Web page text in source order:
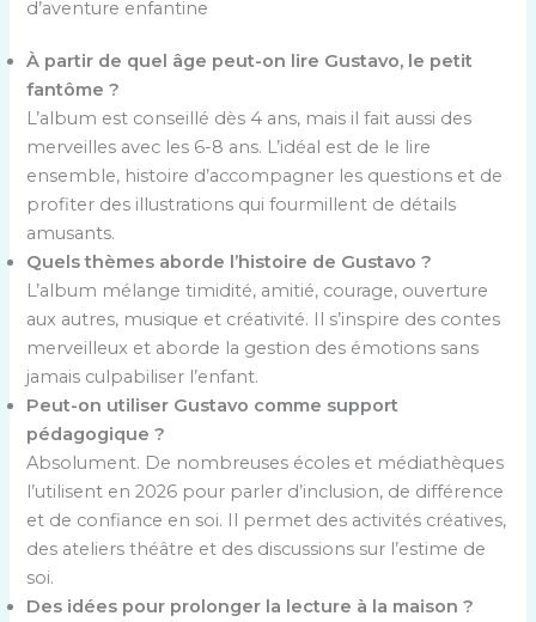
d’aventure enfantine
À partir de quel âge peut-on lire Gustavo, le petit
fantôme ?
L’album est conseillé dès 4 ans, mais il fait aussi des
merveilles avec les 6-8 ans. L’idéal est de le lire
ensemble, histoire d’accompagner les questions et de
profiter des illustrations qui fourmillent de détails
amusants.
Quels thèmes aborde l’histoire de Gustavo ?
L’album mélange timidité, amitié, courage, ouverture
aux autres, musique et créativité. Il s’inspire des contes
merveilleux et aborde la gestion des émotions sans
jamais culpabiliser l’enfant.
Peut-on utiliser Gustavo comme support
pédagogique ?
Absolument. De nombreuses écoles et médiathèques
l’utilisent en 2026 pour parler d’inclusion, de différence
et de confiance en soi. Il permet des activités créatives,
des ateliers théâtre et des discussions sur l’estime de
soi.
Des idées pour prolonger la lecture à la maison ?